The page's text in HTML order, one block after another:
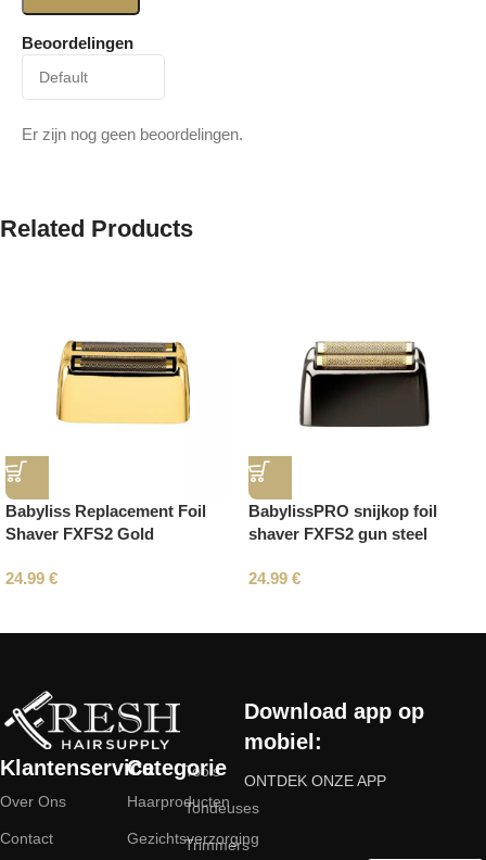
Beoordelingen
Er zijn nog geen beoordelingen.
Related Products
Babyliss Replacement Foil
Shaver FXFS2 Gold
24.99 €
BabylissPRO snijkop foil
shaver FXFS2 gun steel
24.99 €
Klantenservice
Over Ons
Contact
Categorie
Haarproducten
Gezichtsverzorging
Tools
Tondeuses
Trimmers
Download app op
mobiel:
ONTDEK ONZE APP